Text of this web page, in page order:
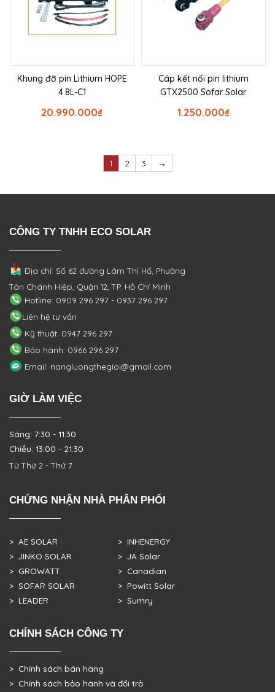
Khung đỡ pin Lithium HOPE
4.8L-C1
₫
20.990.000
Cáp kết nối pin lithium
GTX2500 Sofar Solar
₫
1.250.000
1 2 3 →
CÔNG TY TNHH ECO SOLAR
Địa chỉ: Số 62 đường Lâm Thị Hố, Phường
Tân Chánh Hiệp, Quận 12, TP. Hồ Chí Minh
Hotline: 0909 296 297 - 0937 296 297
Liên hệ tư vấn
Kỹ thuật: 0947 296 297
Bảo hành: 0966 296 297
Email: nangluongthegioi@gmail.com
GIỜ LÀM VIỆC
Sáng: 7:30 - 11:30
Chiều: 13:00 - 21:30
Từ Thứ 2 - Thứ 7
CHỨNG NHẬN NHÀ PHÂN PHỐI
> AE SOLAR
> JINKO SOLAR
> GROWATT
> SOFAR SOLAR
> LEADER
> INHENERGY
> JA Solar
> Canadian
> Powitt Solar
> Sumry
CHÍNH SÁCH CÔNG TY
> Chính sách bán hàng
> Chính sách bảo hành và đổi trả